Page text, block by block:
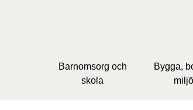
Barnomsorg och
skola
Bygga,
miljö